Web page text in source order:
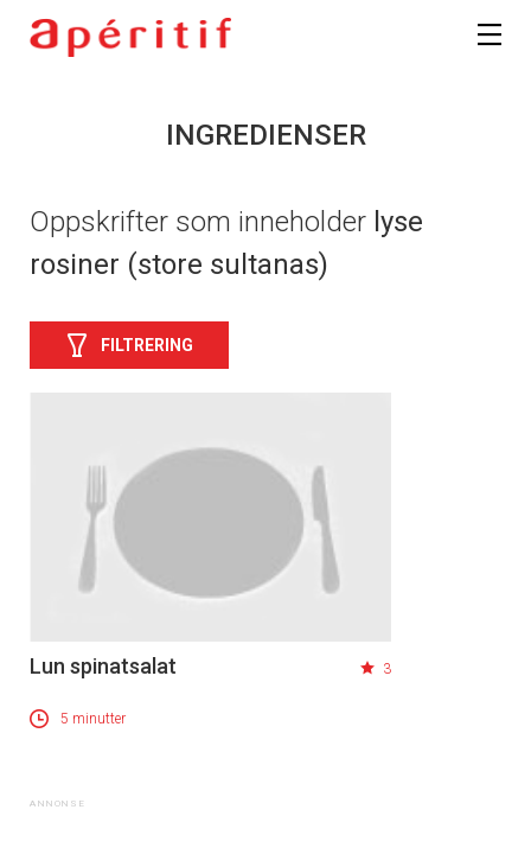
INGREDIENSER
Oppskrifter som inneholder lyse
rosiner (store sultanas)
FILTRERING
Lun spinatsalat 3
5 minutter